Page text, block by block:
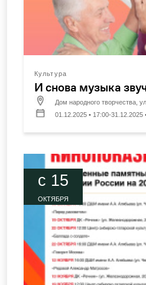
Культура
И снова музыка
Дом народного творчества,
01.12.2025 • 17:00-31.12.2025
c 15
ОКТЯБРЯ